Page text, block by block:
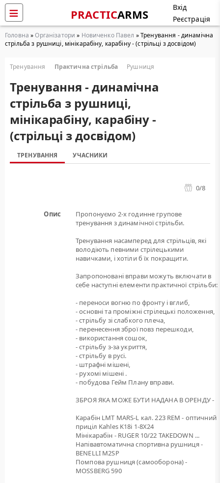
PRACTICARMS
Вхід
Реєстрація
Головна »Організатори » Новиченко Павел » Тренування - динамічна
стрільба з рушниці, мінікарабіну, карабіну - (стрільці з досвідом)
Тренування Практична стрільба Рушниця
Тренування - динамічна
стрільба з рушниці,
мінікарабіну, карабіну -
(стрільці з досвідом)
ТРЕНУВАННЯ УЧАСНИКИ
0/8
Опис
Пропонуємо 2-х годинне групове
тренування з динамічної стрільби.
Тренування насамперед для стрільців, які
володіють певними стрілецькими
навичками, і хотіли б їх покращити.
Запропоновані вправи можуть включати в
себе наступні елементи практичної стрільби:
- переноси вогню по фронту і вглиб,
- основні та проміжні стрілецькі положення,
- стрільбу зі слабкого плеча,
- перенесення зброї повз перешкоди,
- використання сошок,
- стрільбу з-за укриття,
- стрільбу в русі.
- штрафні мішені,
- рухомі мішені .
- побудова Гейм Плану вправи.
ЗБРОЯ ЯКА МОЖЕ БУТИ НАДАНА В ОРЕНДУ -
Карабін LMT MARS-L кал. 223 REM - оптичний
приціл Kahles K18i 1-8X24
Мінікарабін - RUGER 10/22 TAKEDOWN ...
Напівавтоматична спортивна рушниця -
BENELLI M2SP
Помпова рушниця (самооборона) -
MOSSBERG 590